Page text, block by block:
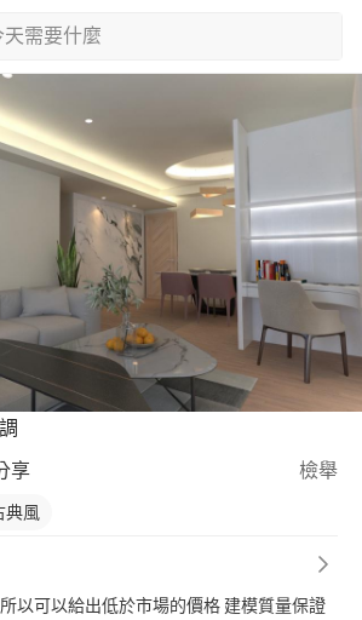
享 檢舉
典風
以可以給出低於市場的價格 建模質量保證